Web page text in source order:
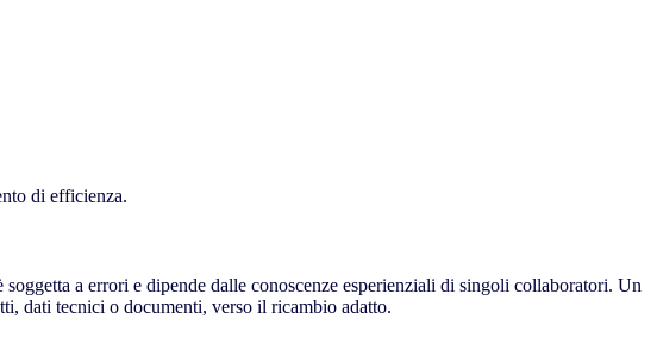
di efficienza.
a errori e dipende dalle conoscenze esperienziali di singoli collaboratori. Un
dati tecnici o documenti, verso il ricambio adatto.